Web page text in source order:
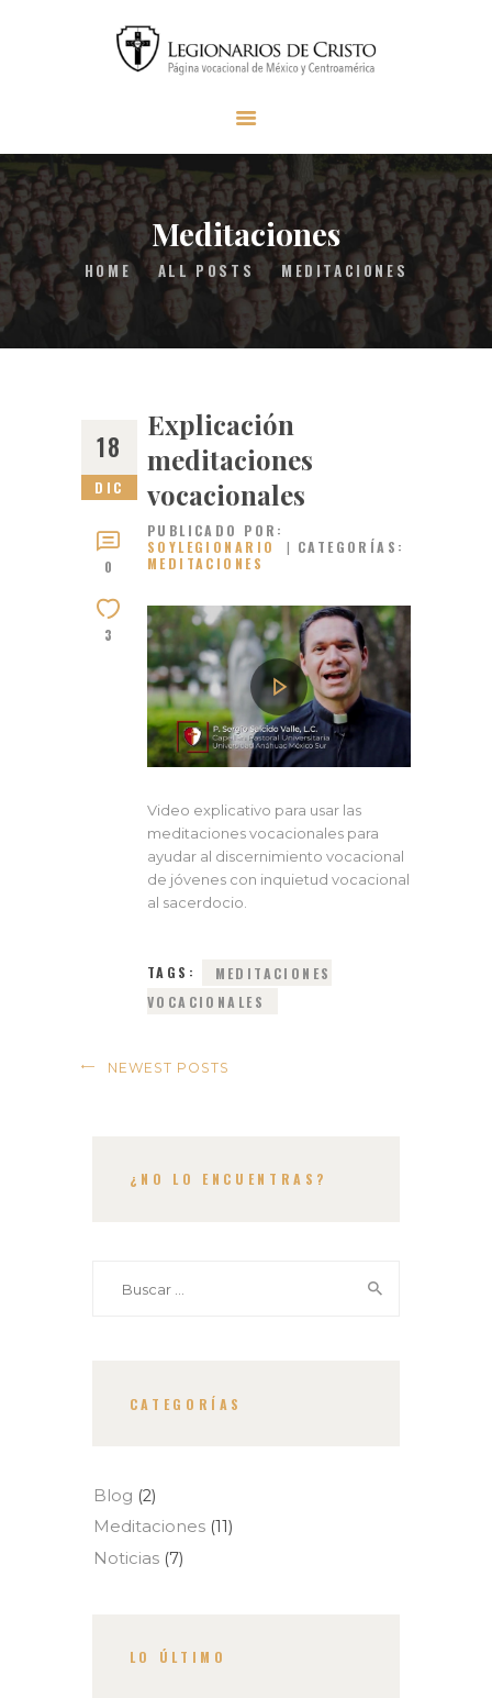
Meditaciones
HOME ALL POSTS MEDITACIONES
MISIÓN LC
MATERIAL
FAQS
CONTACTO
DONAR
18
DIC
0
3
Explicación
meditaciones
vocacionales
PUBLICADO POR:
SOYLEGIONARIO
CATEGORÍAS:
MEDITACIONES
Video explicativo para usar las
meditaciones vocacionales para
ayudar al discernimiento vocacional
de jóvenes con inquietud vocacional
al sacerdocio.
TAGS:
MEDITACIONES
VOCACIONALES
NEWEST POSTS
¿NO LO ENCUENTRAS?
CATEGORÍAS
Blog (2)
Meditaciones (11)
Noticias (7)
LO ÚLTIMO